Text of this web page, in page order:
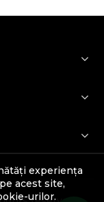
experiența
acest site,
urilor.